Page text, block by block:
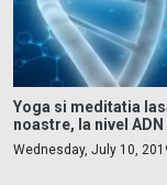
Yoga si meditatia
noastre, la nivel ADN
Wednesday, July 10,